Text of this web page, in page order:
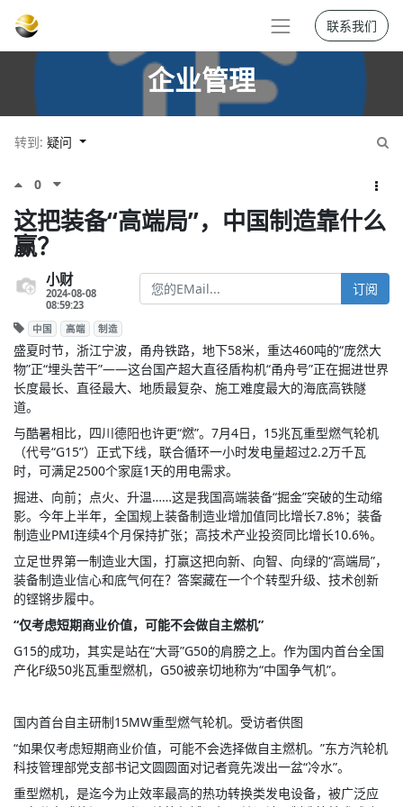
联系我们
企业管理
转到: 疑问
0
这把装备“高端局”，中国制造靠什么
赢？
小财
2024-08-08
08:59:23
订阅
中国 高端 制造
盛夏时节，浙江宁波，甬舟铁路，地下58米，重达460吨的“庞然大
物”正“埋头苦干”——这台国产超大直径盾构机“甬舟号”正在掘进世界
长度最长、直径最大、地质最复杂、施工难度最大的海底高铁隧
道。
与酷暑相比，四川德阳也许更“燃”。7月4日，15兆瓦重型燃气轮机
（代号“G15”）正式下线，联合循环一小时发电量超过2.2万千瓦
时，可满足2500个家庭1天的用电需求。
掘进、向前；点火、升温……这是我国高端装备“掘金”突破的生动缩
影。今年上半年，全国规上装备制造业增加值同比增长7.8%；装备
制造业PMI连续4个月保持扩张；高技术产业投资同比增长10.6%。
立足世界第一制造业大国，打赢这把向新、向智、向绿的“高端局”，
装备制造业信心和底气何在？答案藏在一个个转型升级、技术创新
的铿锵步履中。
“仅考虑短期商业价值，可能不会做自主燃机”
G15的成功，其实是站在“大哥”G50的肩膀之上。作为国内首台全国
产化F级50兆瓦重型燃机，G50被亲切地称为“中国争气机”。
国内首台自主研制15MW重型燃气轮机。受访者供图
“如果仅考虑短期商业价值，可能不会选择做自主燃机。”东方汽轮机
科技管理部党支部书记文圆圆面对记者竟先泼出一盆“冷水”。
重型燃机，是迄今为止效率最高的热功转换类发电设备，被广泛应